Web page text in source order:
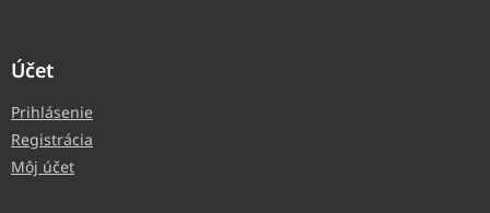
Účet
Prihlásenie
Registrácia
Môj účet